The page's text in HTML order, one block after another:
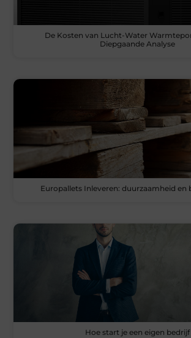
De Kosten van Lucht-Water
Diepgaande Analyse
Europallets Inleveren: duurzaamheid en
Hoe start je een eigen bedrijf